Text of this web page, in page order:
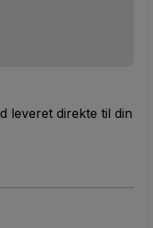
leveret direkte til din